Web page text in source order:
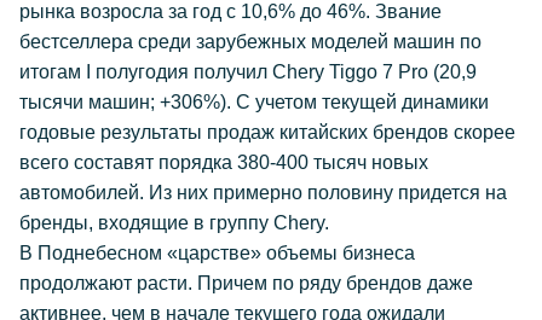
рынка возросла за год с 10,6% до 46%. Звание
бестселлера среди зарубежных моделей машин по
итогам I полугодия получил Chery Tiggo 7 Pro (20,9
тысячи машин; +306%). С учетом текущей динамики
годовые результаты продаж китайских брендов скорее
всего составят порядка 380-400 тысяч новых
автомобилей. Из них примерно половину придется на
бренды, входящие в группу Chery.
В Поднебесном «царстве» объемы бизнеса
продолжают расти. Причем по ряду брендов даже
активнее, чем в начале текущего года ожидали